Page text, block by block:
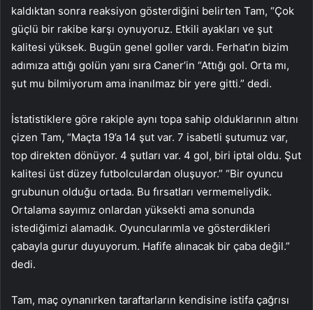
kaldıktan sonra reaksiyon gösterdiğini belirten Tam, “Çok
güçlü bir rakibe karşı oynuyoruz. Etkili ayakları ve şut
kalitesi yüksek. Bugün genel goller vardı. Ferhat’ın bizim
adımıza attığı golün yanı sıra Caner’in “Attığı gol. Orta mı,
şut mu bilmiyorum ama inanılmaz bir yere gitti.” dedi.
İstatistiklere göre rakiple aynı topa sahip olduklarının altını
çizen Tam, “Maçta 19’a 14 şut var. 7 isabetli şutumuz var,
top direkten dönüyor. 4 şutları var. 4 gol, biri iptal oldu. Şut
kalitesi üst düzey futbolculardan oluşuyor.” “Bir oyuncu
grubunun olduğu ortada. Bu fırsatları vermemeliydik.
Ortalama sayımız onlardan yüksekti ama sonunda
istediğimizi alamadık. Oyuncularımla ve gösterdikleri
çabayla gurur duyuyorum. Hafife alınacak bir çaba değil.”
dedi.
Tam, maç oynanırken taraftarların kendisine istifa çağrısı